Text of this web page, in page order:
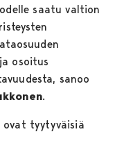
saatu valtion
osoitus
sanoo
.
ovat tyytyväisiä